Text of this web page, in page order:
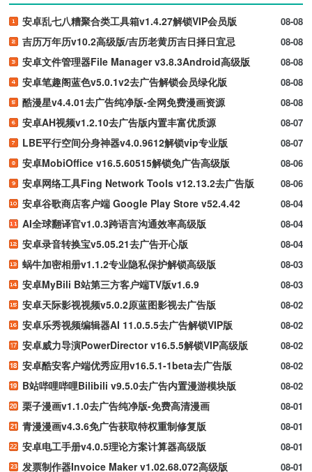
08-08
安卓乱七八糟聚合类工具箱v1.4.27解锁VIP会员版
08-08
吉历万年历v10.2高级版/吉历老黄历吉日择日宜忌
08-08
安卓文件管理器File Manager v3.8.3Android高级版
08-08
安卓笔趣阁蓝色v5.0.1v2去广告解锁会员绿化版
08-08
酷漫星v4.4.01去广告纯净版-全网免费漫画资源
08-07
安卓AH视频v1.2.10去广告版内置丰富优质源
08-07
LBE平行空间分身神器v4.0.9612解锁vip专业版
08-06
安卓MobiOffice v16.5.60515解锁免广告高级版
08-06
安卓网络工具Fing Network Tools v12.13.2去广告版
08-04
安卓谷歌商店客户端 Google Play Store v52.4.42
08-04
AI全球翻译官v1.0.3跨语言沟通效率高级版
08-04
安卓录音转换宝v5.05.21去广告开心版
08-03
蜗牛加密相册v1.1.2专业隐私保护解锁高级版
08-03
安卓MyBili B站第三方客户端TV版v1.6.9
08-02
安卓天际影视视频v5.0.2原蓝图影视去广告版
08-02
安卓乐秀视频编辑器AI 11.0.5.5去广告解锁VIP版
08-02
安卓威力导演PowerDirector v16.5.5解锁VIP高级版
08-02
安卓酷安客户端优秀应用v16.5.1-1beta去广告版
08-02
B站哔哩哔哩Bilibili v9.5.0去广告内置漫游模块版
08-01
栗子漫画v1.1.0去广告纯净版-免费高清漫画
08-01
青漫漫画v4.3.6免广告获取特权重制修复版
08-01
安卓电工手册v4.0.5理论方案计算器高级版
08-01
发票制作器Invoice Maker v1.02.68.072高级版